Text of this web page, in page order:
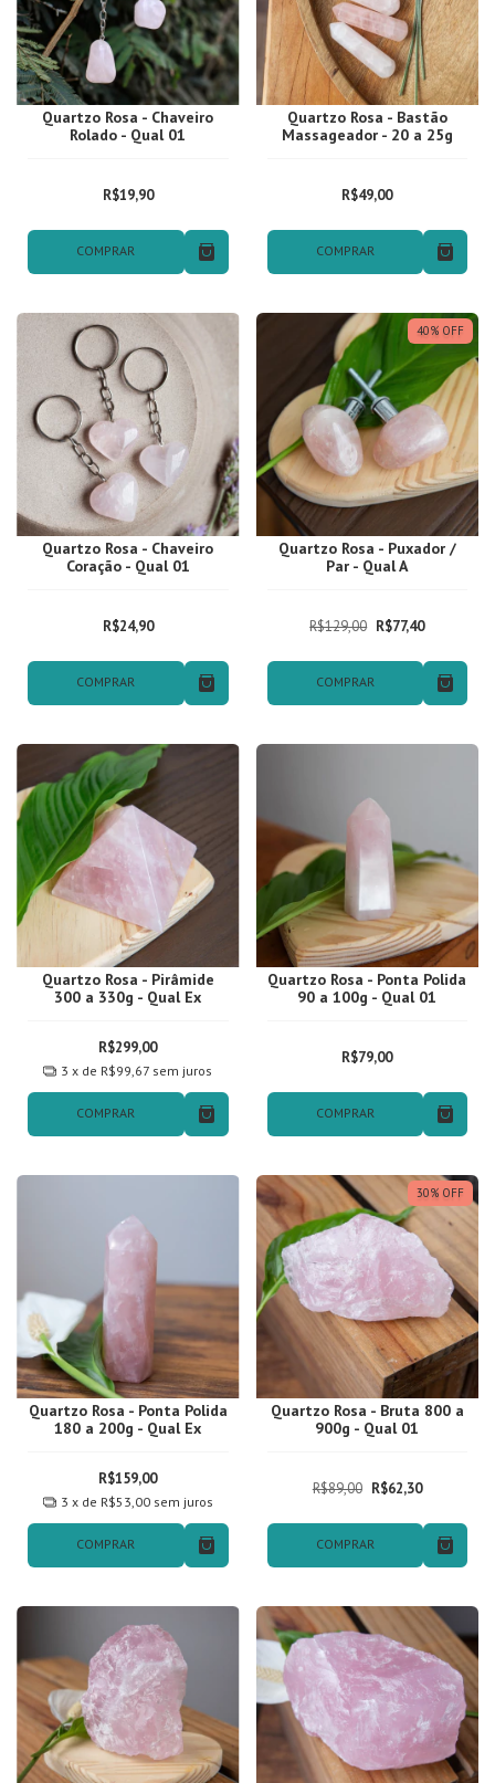
Quartzo Rosa - Chaveiro
Rolado - Qual 01
R$19,90
COMPRAR
Quartzo Rosa - Bastão
Massageador - 20 a 25g
R$49,00
COMPRAR
Quartzo Rosa - Chaveiro
Coração - Qual 01
R$24,90
COMPRAR
40% OFF
Quartzo Rosa - Puxador /
Par - Qual A
R$129,00 R$77,40
COMPRAR
Quartzo Rosa - Pirâmide
300 a 330g - Qual Ex
R$299,00
3 x de R$99,67 sem juros
COMPRAR
Quartzo Rosa - Ponta Polida
90 a 100g - Qual 01
R$79,00
COMPRAR
Quartzo Rosa - Ponta Polida
180 a 200g - Qual Ex
R$159,00
3 x de R$53,00 sem juros
COMPRAR
30% OFF
Quartzo Rosa - Bruta 800 a
900g - Qual 01
R$89,00 R$62,30
COMPRAR